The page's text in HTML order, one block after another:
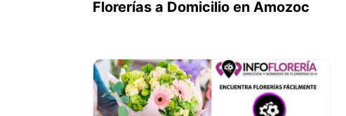
Florerías a Domicilio en Amozoc